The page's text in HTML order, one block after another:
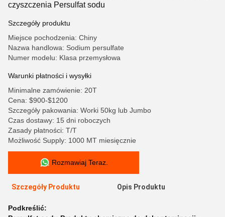
czyszczenia Persulfat sodu
Szczegóły produktu
Miejsce pochodzenia: Chiny
Nazwa handlowa: Sodium persulfate
Numer modelu: Klasa przemysłowa
Warunki płatności i wysyłki
Minimalne zamówienie: 20T
Cena: $900-$1200
Szczegóły pakowania: Worki 50kg lub Jumbo
Czas dostawy: 15 dni roboczych
Zasady płatności: T/T
Możliwość Supply: 1000 MT miesięcznie
Rozmawiaj Teraz.
Szczegóły Produktu Opis Produktu
Podkreślić: